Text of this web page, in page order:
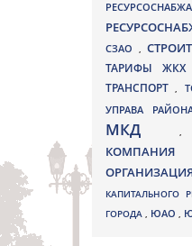
СЗАО ,
ТАРИФЫ ЖКХ
ТРАНСПОРТ,
УПРАВА
МКД
КОМПАНИЯ
КАПИТАЛЬНОГО
ГОРОДА , ЮАО ,